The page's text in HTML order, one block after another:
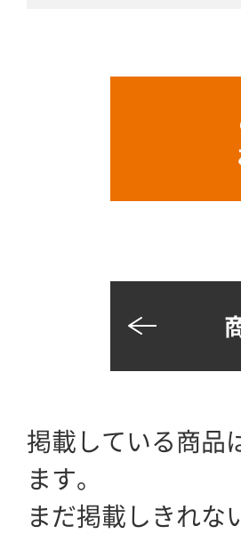
掲載している商品
ます。
まだ掲載しきれな